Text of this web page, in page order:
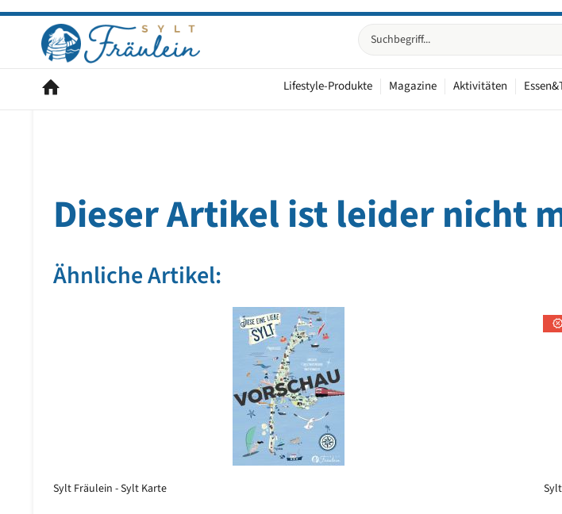
Lifestyle-Produkte Magazine Aktivitäten
Dieser Artikel ist leider nicht
Ähnliche Artikel:
Sylt Fräulein - Sylt Karte